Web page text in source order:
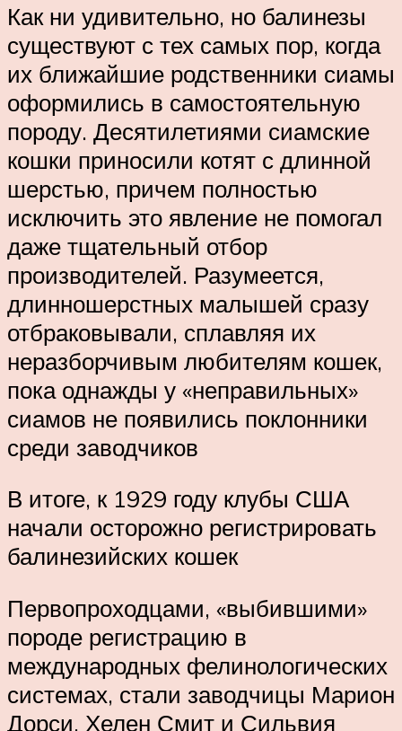
Как ни удивительно, но балинезы
существуют с тех самых пор, когда
их ближайшие родственники сиамы
оформились в самостоятельную
породу. Десятилетиями сиамские
кошки приносили котят с длинной
шерстью, причем полностью
исключить это явление не помогал
даже тщательный отбор
производителей. Разумеется,
длинношерстных малышей сразу
отбраковывали, сплавляя их
неразборчивым любителям кошек,
пока однажды у «неправильных»
сиамов не появились поклонники
среди заводчиков
В итоге, к 1929 году клубы США
начали осторожно регистрировать
балинезийских кошек
Первопроходцами, «выбившими»
породе регистрацию в
международных фелинологических
системах, стали заводчицы Марион
Дорси, Хелен Смит и Сильвия